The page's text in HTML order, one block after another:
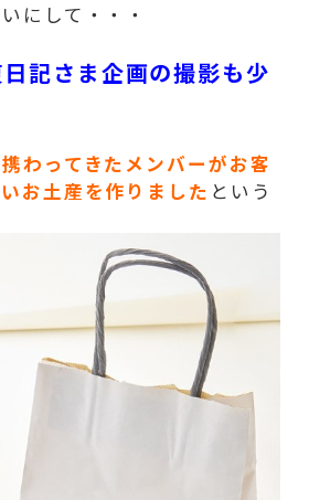
にして・・・
記さま企画の撮影も少
わってきたメンバーがお客
お土産を作りました という